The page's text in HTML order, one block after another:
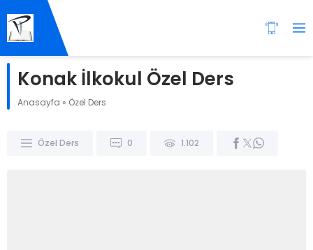
Konak İlkokul Özel Ders
Anasayfa » Özel Ders
Özel Ders 0 1.102